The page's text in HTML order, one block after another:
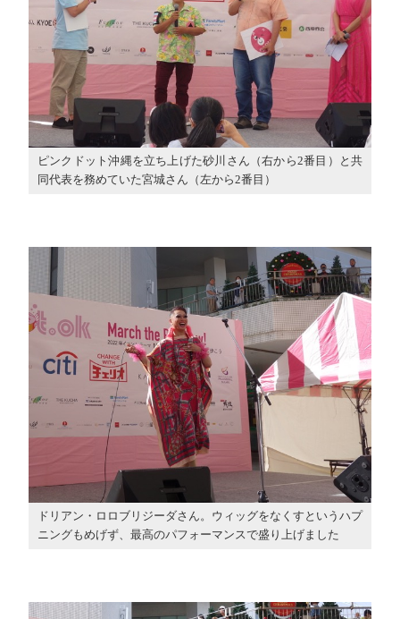
ピンクドット沖縄を立ち上げた砂川さん（右から2番目）と共
同代表を務めていた宮城さん（左から2番目）
ドリアン・ロロブリジーダさん。ウィッグをなくすというハプ
ニングもめげず、最高のパフォーマンスで盛り上げました